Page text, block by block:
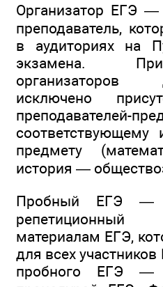
Организатор ЕГЭ —
преподаватель,
в аудиториях на
экзамена.
исключено
преподавателей-
соответствующему
предмету
история —
Пробный ЕГЭ —
материалам ЕГЭ,
для всех
пробного ЕГЭ —